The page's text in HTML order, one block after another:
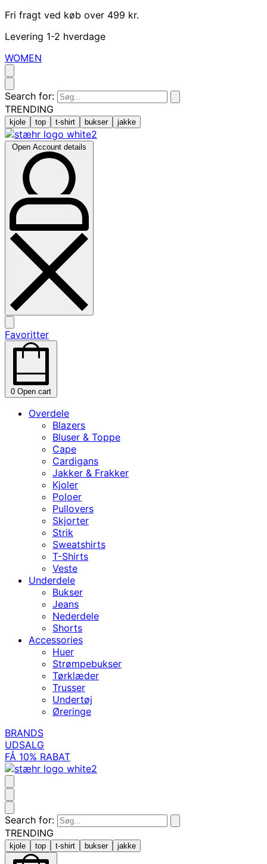
Fri fragt ved køb over 499 kr.
Levering 1-2 hverdage
WOMEN
Search for:
TRENDING
kjole top t-shirt bukser jakke
Open Account details
Favoritter
0 Open cart
Overdele
Blazers
Bluser & Toppe
Cape
Cardigans
Jakker & Frakker
Kjoler
Poloer
Pullovers
Skjorter
Strik
Sweatshirts
T-Shirts
Veste
Underdele
Bukser
Jeans
Nederdele
Shorts
Accessories
Huer
Strømpebukser
Tørklæder
Trusser
Undertøj
Øreringe
BRANDS
UDSALG
FÅ 10% RABAT
Search for:
TRENDING
kjole top t-shirt bukser jakke